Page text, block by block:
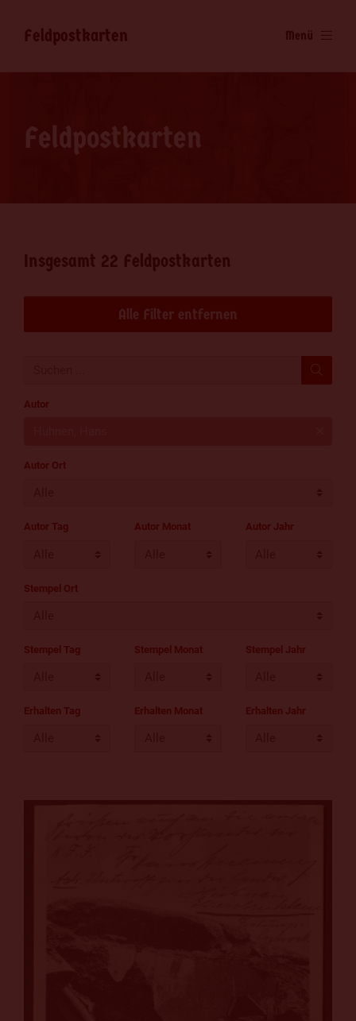
Feldpostkarten Menü
Feldpostkarten
Insgesamt 22 Feldpostkarten
Alle Filter entfernen
Autor
Autor Ort
Autor Tag Autor Monat Autor Jahr
Stempel Ort
Stempel Tag Stempel Monat Stempel Jahr
Erhalten Tag Erhalten Monat Erhalten Jahr